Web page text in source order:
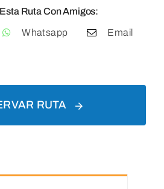
Ruta Con Amigos:
Whatsapp Email
RUTA